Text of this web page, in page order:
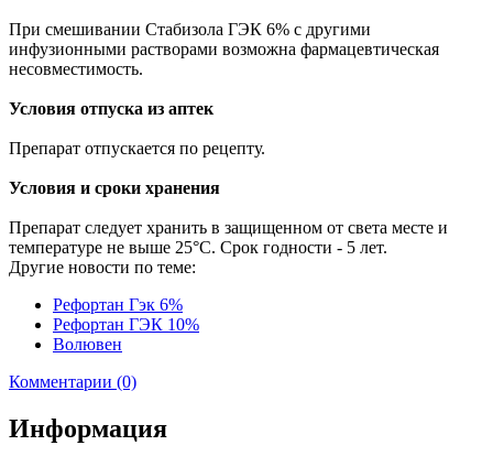
При смешивании Стабизола ГЭК 6% с другими
инфузионными растворами возможна фармацевтическая
несовместимость.
Условия отпуска из аптек
Препарат отпускается по рецепту.
Условия и сроки хранения
Препарат следует хранить в защищенном от света месте и
температуре не выше 25°C. Срок годности - 5 лет.
Другие новости по теме:
Рефортан Гэк 6%
Рефортан ГЭК 10%
Волювен
Комментарии (0)
Информация